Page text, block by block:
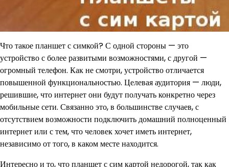
Что такое планшет с симкой? С одной стороны — это
устройство с более развитыми возможностями, с другой —
огромный телефон. Как не смотри, устройство отличается
повышенной функциональностью. Целевая аудитория — люди,
решившие, что интернет они будут получать конкретно через
мобильные сети. Связанно это, в большинстве случаев, с
отсутствием возможности подключить домашний полноценный
интернет или с тем, что человек хочет иметь интернет,
независимо от того, в каком месте находится.
Интересно и то, что планшет с сим картой недорогой, так как